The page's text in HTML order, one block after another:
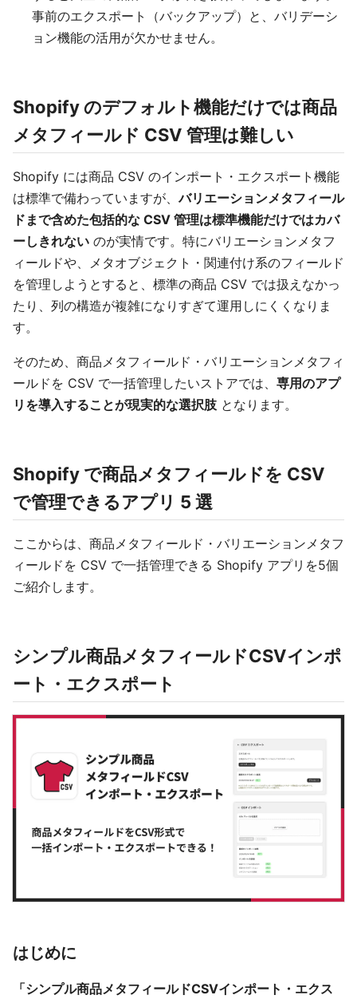
事前のエクスポート（バックアップ）と、バリデーシ
ョン機能の活用が欠かせません。
Shopify のデフォルト機能だけでは商品
メタフィールド CSV 管理は難しい
Shopify には商品 CSV のインポート・エクスポート機能
は標準で備わっていますが、バリエーションメタフィール
ドまで含めた包括的な CSV 管理は標準機能だけではカバ
ーしきれない のが実情です。特にバリエーションメタフ
ィールドや、メタオブジェクト・関連付け系のフィールド
を管理しようとすると、標準の商品 CSV では扱えなかっ
たり、列の構造が複雑になりすぎて運用しにくくなりま
す。
そのため、商品メタフィールド・バリエーションメタフィ
ールドを CSV で一括管理したいストアでは、 専用のアプ
リを導入することが現実的な選択肢 となります。
Shopify で商品メタフィールドを CSV
で管理できるアプリ 5 選
ここからは、商品メタフィールド・バリエーションメタフ
ィールドを CSV で一括管理できる Shopify アプリを5個
ご紹介します。
シンプル商品メタフィールドCSVインポ
ート・エクスポート
はじめに
「シンプル商品メタフィールドCSVインポート・エクス